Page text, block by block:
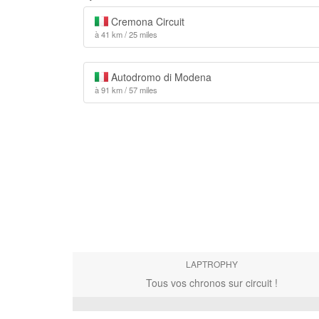
Cremona Circuit
à 41 km / 25 miles
Autodromo di Modena
à 91 km / 57 miles
LAPTROPHY
Tous vos chronos sur circuit !